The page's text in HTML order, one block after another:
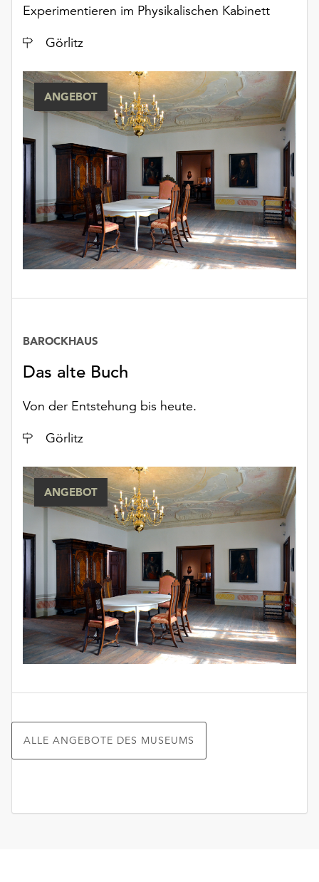
Schaltfläche
Einstellungen“
Verfügung.
Funktionale
Cookies
auch
ohne
Ihr
Einverständnis
weiterhin
ausgeführt.
Möchten
Sie
verwendeten
anpassen,
Sie
Einstellungen
die
„Auswählen“.
Weitere
Informationen
Sie
unserer
Datenschutzerklärung
oder
dem
Impressum
Experimentieren im Physikalischen Kabinett
Ort
Görlitz
ANGEBOT
Das alte Buch
BAROCKHAUS
Von der Entstehung bis heute.
Ort
Görlitz
ANGEBOT
ALLE ANGEBOTE DES MUSEUMS